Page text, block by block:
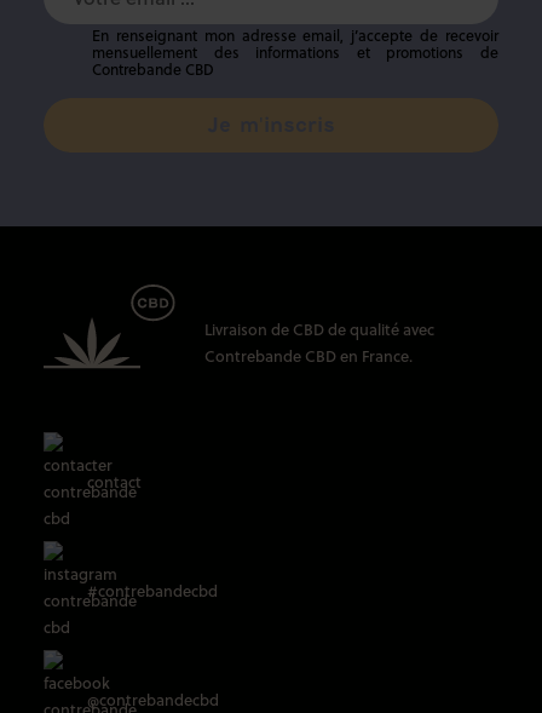
En renseignant mon adresse email, j’accepte de recevoir
mensuellement des informations et promotions de
Contrebande CBD
Livraison de CBDde qualité avec
Contrebande CBDen France.
contact
#contrebandecbd
@contrebandecbd